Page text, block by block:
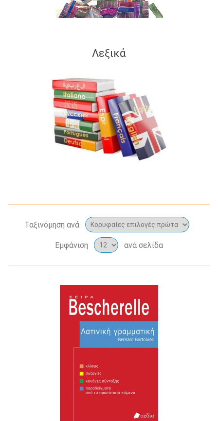
Λεξικά
Ταξινόμηση ανά
Εμφάνιση ανά σελίδα